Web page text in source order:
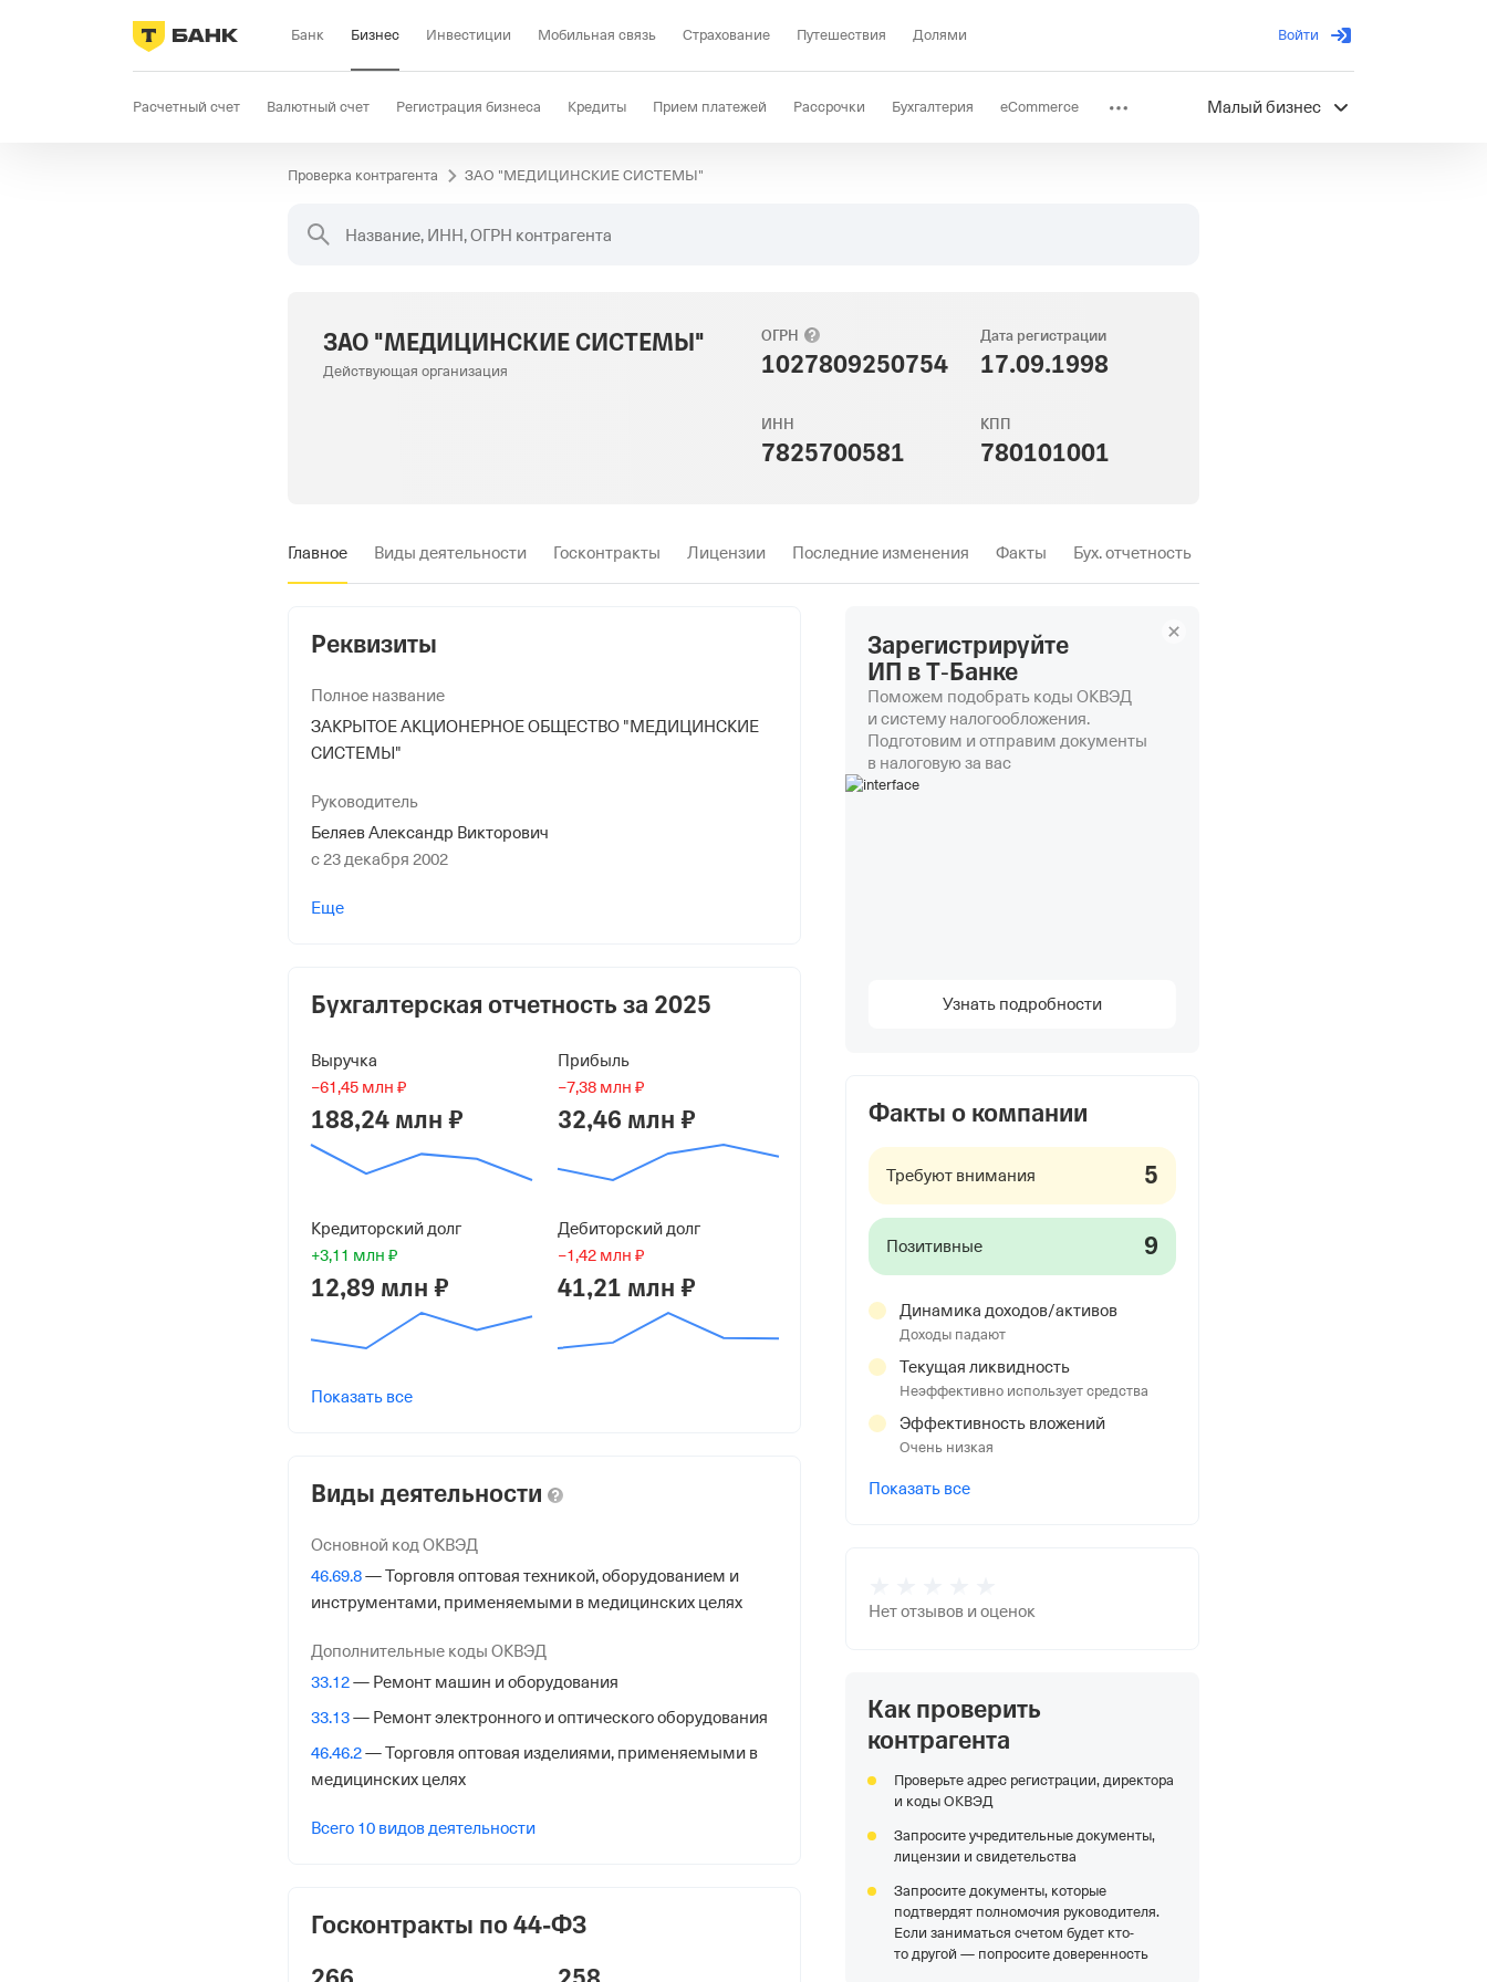
Банк Бизнес Инвестиции Мобильная связь Страхование Путешествия Долями Войти
Расчетный счет Валютный счет Регистрация бизнеса Кредиты Прием платежей Рассрочки Бухгалтерия eCommerce
Продажи Селлер Госзакупки Депозиты КЭДО Отраслевые решения
Малый бизнес
Проверка контрагента ЗАО "МЕДИЦИНСКИЕ СИСТЕМЫ"
Название, ИНН, ОГРН контрагента
ЗАО "МЕДИЦИНСКИЕ СИСТЕМЫ"
Действующая организация
ОГРН
1027809250754
Дата регистрации
17.09.1998
ИНН
7825700581
КПП
780101001
Главное Виды деятельности Госконтракты Лицензии Последние изменения Факты Бух. отчетность
Реквизиты
Полное название
ЗАКРЫТОЕ АКЦИОНЕРНОЕ ОБЩЕСТВО "МЕДИЦИНСКИЕ
СИСТЕМЫ"
Руководитель
Беляев Александр Викторович
с 23 декабря 2002
Малый бизнес
17 сентября 1998
Юридический адрес
199178, г Санкт-Петербург, линия 10-я В.О., д 17 к 2 литера а,
ИНН
7825700581
1027809250754
Регистрация ФНС
Налоговая
Межрайонная Инспекция Федеральной Налоговой Службы
Адрес налоговой
190068, Санкт-Петербург гор., Канала Грибоедова Наб, Д
Регистрационный номер в ПФР
Еще
Бухгалтерская отчетность за 2025
Выручка
−61,45 млн ₽
188,24 млн ₽
Прибыль
−7,38 млн ₽
32,46 млн ₽
Кредиторский долг
+3,11 млн ₽
12,89 млн ₽
Дебиторский долг
−1,42 млн ₽
41,21 млн ₽
Показать все
Виды деятельности
Основной код ОКВЭД
46.69.8— Торговля оптовая техникой, оборудованием и
инструментами, применяемыми в медицинских целях
Дополнительные коды ОКВЭД
33.12— Ремонт машин и оборудования
33.13— Ремонт электронного и оптического оборудования
46.46.2— Торговля оптовая изделиями, применяемыми в
медицинских целях
Всего 10 видов деятельности
Госконтракты по 44-ФЗ
Зарегистрируйте
ИП в Т‑Банке
Поможем подобрать коды ОКВЭД
и систему налогообложения.
Подготовим и отправим документы
в налоговую за вас
Узнать подробности
Факты о компании
Требуют внимания 5
Позитивные 9
Динамика доходов/активов
Доходы падают
Текущая ликвидность
Неэффективно использует средства
Эффективность вложений
Очень низкая
Показать все
Нет отзывов и оценок
Как проверить
контрагента
Проверьте адрес регистрации, директора
и коды ОКВЭД
Запросите учредительные документы,
лицензии и свидетельства
Запросите документы, которые
подтвердят полномочия руководителя.
Если заниматься счетом будет кто-
то другой — попросите доверенность